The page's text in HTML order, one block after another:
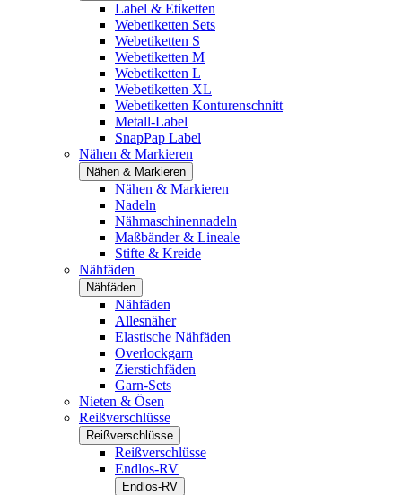
Label & Etiketten
Webetiketten Sets
Webetiketten S
Webetiketten M
Webetiketten L
Webetiketten XL
Webetiketten Konturenschnitt
Metall-Label
SnapPap Label
Nähen & Markieren
Nähen & Markieren
Nähen & Markieren
Nadeln
Nähmaschinennadeln
Maßbänder & Lineale
Stifte & Kreide
Nähfäden
Nähfäden
Nähfäden
Allesnäher
Elastische Nähfäden
Overlockgarn
Zierstichfäden
Garn-Sets
Nieten & Ösen
Reißverschlüsse
Reißverschlüsse
Reißverschlüsse
Endlos-RV
Endlos-RV